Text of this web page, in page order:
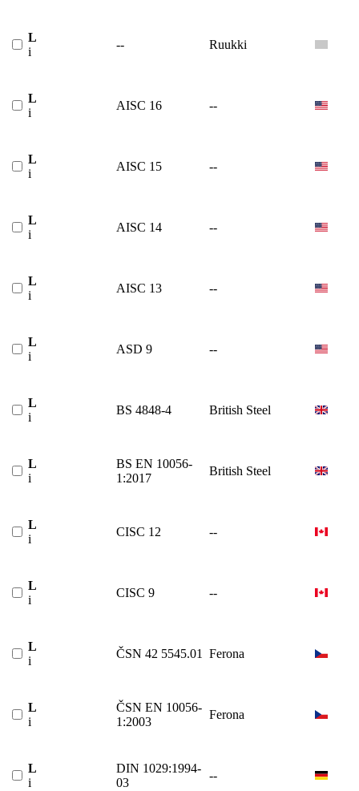
L
i
-- Ruukki
L
i
AISC 16 --
L
i
AISC 15 --
L
i
AISC 14 --
L
i
AISC 13 --
L
i
ASD 9 --
L
i
BS 4848-4 British Steel
L
i
BS EN 10056-
1:2017
British Steel
L
i
CISC 12 --
L
i
CISC 9 --
L
i
ČSN 42 5545.01 Ferona
L
i
ČSN EN 10056-
1:2003
Ferona
L
i
DIN 1029:1994-
03
--